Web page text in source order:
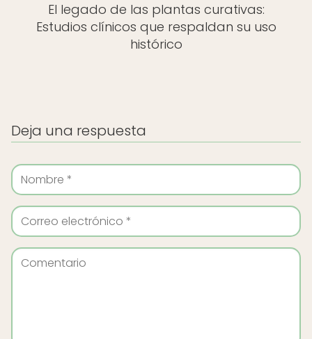
El legado de las plantas curativas:
Estudios clínicos que respaldan su uso
histórico
Deja una respuesta